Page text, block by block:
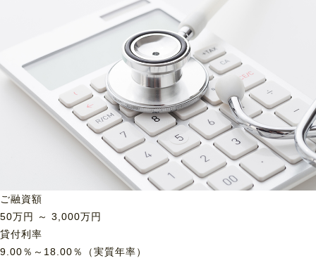
ご融資額
50万円 ～ 3,000万円
貸付利率
9.00％～18.00％（実質年率）